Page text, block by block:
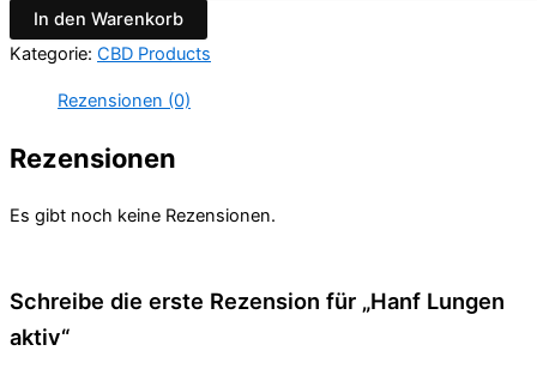
In den Warenkorb
Kategorie: CBD Products
Rezensionen (0)
Rezensionen
Es gibt noch keine Rezensionen.
Schreibe die erste Rezension für „Hanf Lungen
aktiv“